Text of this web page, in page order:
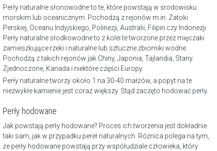
Perły naturalne słonowodne to te, które powstają w środowisku
morskim lub oceanicznym. Pochodzą z rejonów m.in. Zatoki
Perskiej, Oceanu Indyjskiego, Polinezji, Australii, Filipin czy Indonezji.
Perły naturalne słodkowodne to z kolei te tworzone przez mięczaki
zamieszkujące rzeki i naturalne lub sztuczne zbiorniki wodne.
Pochodzą z takich rejonów jak Chiny, Japonia, Tajlandia, Stany
Zjednoczone, Kanada i niektóre części Europy.
Perły naturalne tworzy około 1 na 30-40 małżów, a popyt na te
niezwykłe kamienie jest coraz większy. Stąd zaczęto hodować perły.
Perły hodowane
Jak powstają perły hodowane? Proces ich tworzenia jest dokładnie
taki sam, jak w przypadku pereł naturalnych. Różnica polega na tym,
że perły hodowane powstają przy współudziale człowieka, który